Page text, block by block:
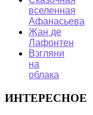
вселенная
Афанасьева
Жан де
Лафонтен
Взгляни
на
облака
ИНТЕРЕСНОЕ